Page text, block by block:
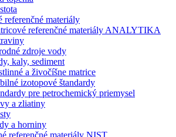
referenčné materiály
referenčné materiály ANALYTIKA
zdroje vody
kaly, sediment
a živočíšne matrice
izotopové štandardy
pre petrochemický priemysel
a zliatiny
a horniny
referenčné materiály NIST